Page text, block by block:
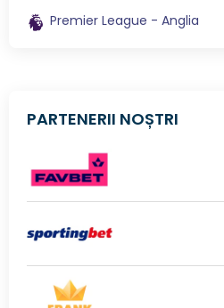
Premier League - Anglia
PARTENERII NOȘTRI